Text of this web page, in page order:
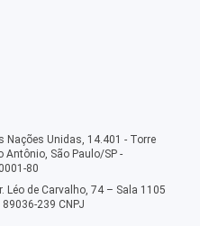
Nações Unidas, 14.401 - Torre
Antônio, São Paulo/SP -
80
Léo de Carvalho, 74 – Sala 1105
239 CNPJ